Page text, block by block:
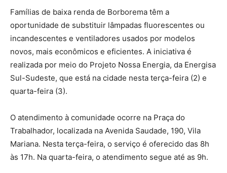
Famílias de baixa renda de Borborema têm a
oportunidade de substituir lâmpadas fluorescentes ou
incandescentes e ventiladores usados por modelos
novos, mais econômicos e eficientes. A iniciativa é
realizada por meio do Projeto Nossa Energia, da Energisa
Sul-Sudeste, que está na cidade nesta terça-feira (2) e
quarta-feira (3).
O atendimento à comunidade ocorre na Praça do
Trabalhador, localizada na Avenida Saudade, 190, Vila
Mariana. Nesta terça-feira, o serviço é oferecido das 8h
às 17h. Na quarta-feira, o atendimento segue até as 9h.